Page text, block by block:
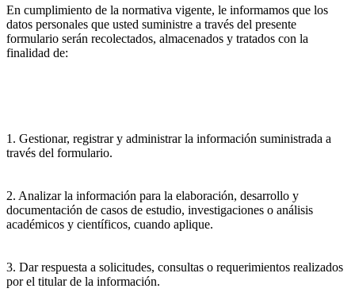
En cumplimiento de la normativa vigente, le informamos que los
datos personales que usted suministre a través del presente
formulario serán recolectados, almacenados y tratados con la
finalidad de:
1. Gestionar, registrar y administrar la información suministrada a
través del formulario.
2. Analizar la información para la elaboración, desarrollo y
documentación de casos de estudio, investigaciones o análisis
académicos y científicos, cuando aplique.
3. Dar respuesta a solicitudes, consultas o requerimientos realizados
por el titular de la información.